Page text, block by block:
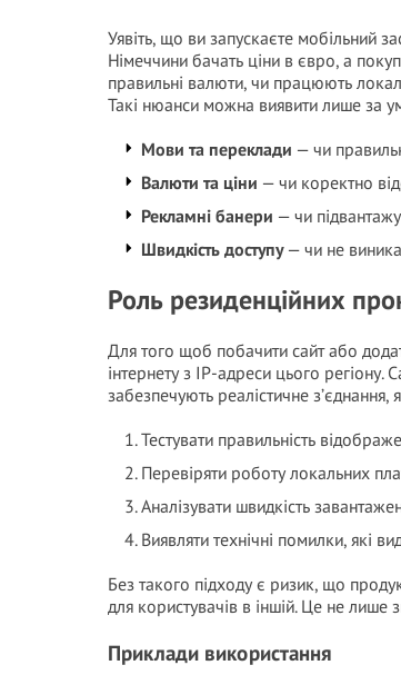
Уявіть, що ви запускаєте мобільний
Німеччини бачать ціни в євро, а
правильні валюти, чи працюють
Такі нюанси можна виявити лише за
Мови та переклади — чи
Валюти та ціни — чи коректно
Рекламні банери — чи
Швидкість доступу— чи не
Роль резиденційних
Для того щоб побачити сайт або
інтернету з IP-адреси цього регіону.
забезпечують реалістичне з’єднання,
Тестувати правильність
Перевіряти роботу локальних
Аналізувати швидкість
Виявляти технічні помилки, які
Без такого підходу є ризик, що
для користувачів в іншій. Це не лише
Приклади використання